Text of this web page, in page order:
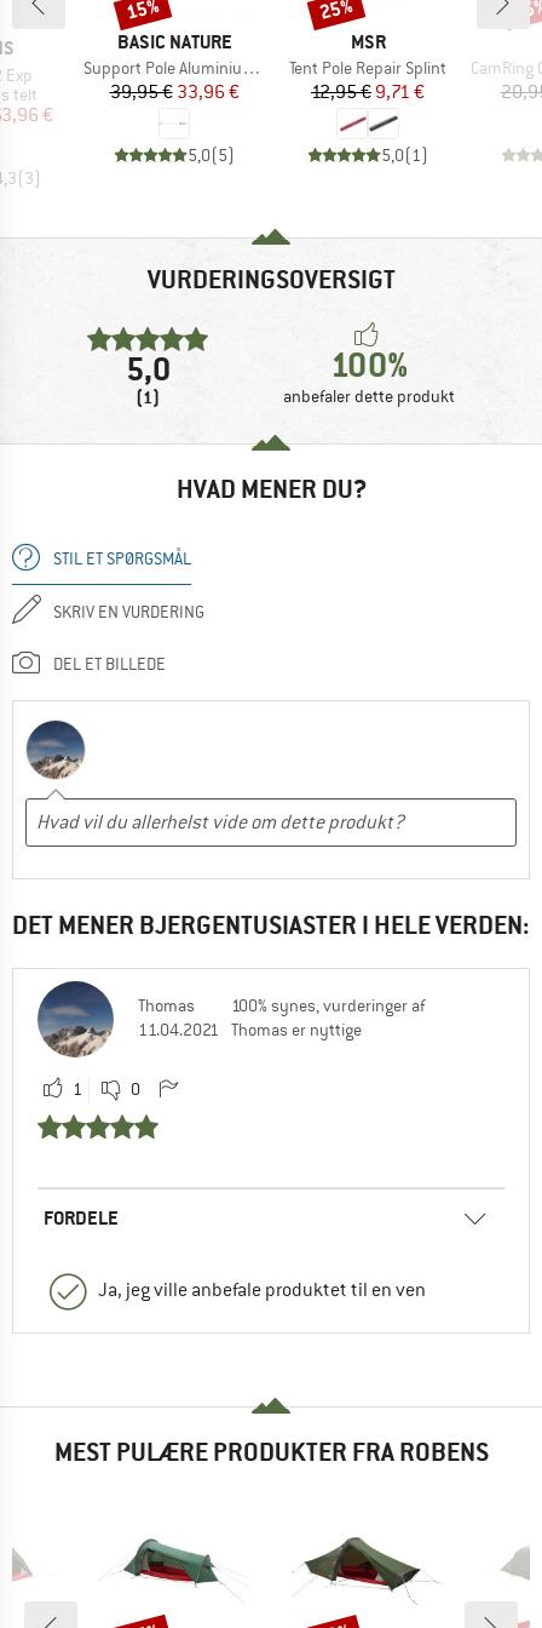
Exp
telt
pris
€
(3)
MÆRKE
BASIC NATURE
Artikel
Support Pole Aluminium Big (2-pack)
Pris
39,95 €Nedsat pris
33,96 €
5,0(5)
15%
MÆRKE
MSR
Artikel
Tent Pole Repair Splint
Pris
12,95 €Nedsat pris
9,71 €
5,0(1)
25%
Artikel
CamRing
VURDERINGSOVERSIGT
5,0
(1)
100%
anbefaler dette produkt
HVAD MENER DU?
STIL ET SPØRGSMÅL
SKRIV EN VURDERING
DEL ET BILLEDE
DET MENER BJERGENTUSIASTER I HELE VERDEN:
Thomas
11.04.2021
100% synes, vurderinger af
Thomas er nyttige
1 0
FORDELE
Ja, jeg ville anbefale produktet til en ven
MEST PULÆRE PRODUKTER FRA ROBENS